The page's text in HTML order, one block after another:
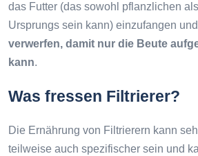
das Futter (das sowohl pflanzlichen
Ursprungs sein kann) einzufangen
verwerfen, damit nur die Beute
kann.
Was fressen Filtrierer?
Die Ernährung von Filtrierern kann
teilweise auch spezifischer sein und